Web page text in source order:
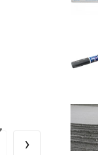
›